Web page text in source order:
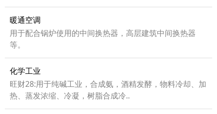
暖通空调
用于配合锅炉使用的中间换热器，高层建筑中间换热器
等。
化学工业
旺财28:用于纯碱工业，合成氨，酒精发酵，物料冷却、加
热、蒸发浓缩、冷凝，树脂合成冷..